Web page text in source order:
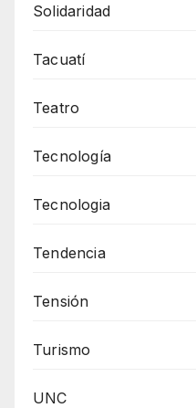
Solidaridad
Tacuatí
Teatro
Tecnología
Tecnologia
Tendencia
Tensión
Turismo
UNC